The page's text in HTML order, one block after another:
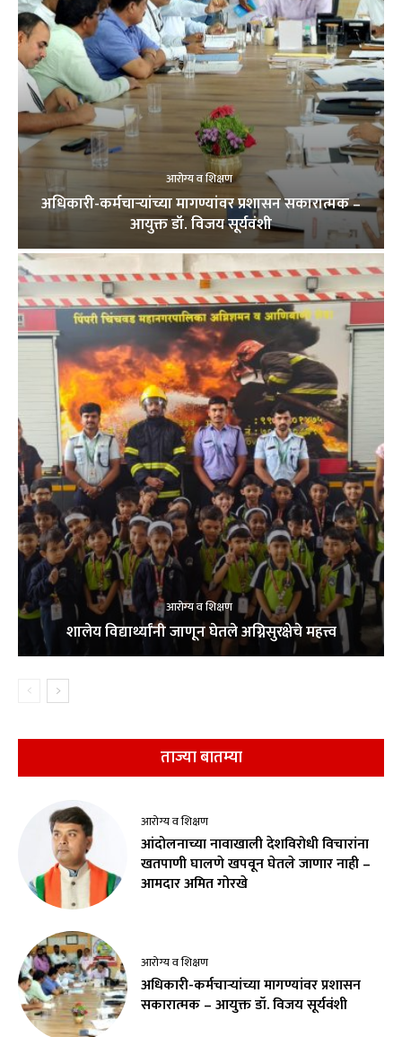
आरोग्य व शिक्षण
अधिकारी-कर्मचाऱ्यांच्या मागण्यांवर प्रशासन सकारात्मक –
आयुक्त डॉ. विजय सूर्यवंशी
आरोग्य व शिक्षण
शालेय विद्यार्थ्यांनी जाणून घेतले अग्निसुरक्षेचे महत्त्व
ताज्या बातम्या
आरोग्य व शिक्षण
आंदोलनाच्या नावाखाली देशविरोधी विचारांना
खतपाणी घालणे खपवून घेतले जाणार नाही –
आमदार अमित गोरखे
आरोग्य व शिक्षण
अधिकारी-कर्मचाऱ्यांच्या मागण्यांवर प्रशासन
सकारात्मक – आयुक्त डॉ. विजय सूर्यवंशी